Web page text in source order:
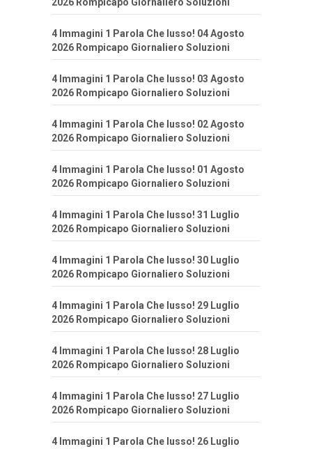
2026 Rompicapo Giornaliero Soluzioni
4 Immagini 1 Parola Che lusso! 04 Agosto
2026 Rompicapo Giornaliero Soluzioni
4 Immagini 1 Parola Che lusso! 03 Agosto
2026 Rompicapo Giornaliero Soluzioni
4 Immagini 1 Parola Che lusso! 02 Agosto
2026 Rompicapo Giornaliero Soluzioni
4 Immagini 1 Parola Che lusso! 01 Agosto
2026 Rompicapo Giornaliero Soluzioni
4 Immagini 1 Parola Che lusso! 31 Luglio
2026 Rompicapo Giornaliero Soluzioni
4 Immagini 1 Parola Che lusso! 30 Luglio
2026 Rompicapo Giornaliero Soluzioni
4 Immagini 1 Parola Che lusso! 29 Luglio
2026 Rompicapo Giornaliero Soluzioni
4 Immagini 1 Parola Che lusso! 28 Luglio
2026 Rompicapo Giornaliero Soluzioni
4 Immagini 1 Parola Che lusso! 27 Luglio
2026 Rompicapo Giornaliero Soluzioni
4 Immagini 1 Parola Che lusso! 26 Luglio